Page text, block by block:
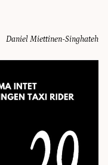
Daniel Miettinen-Singhateh